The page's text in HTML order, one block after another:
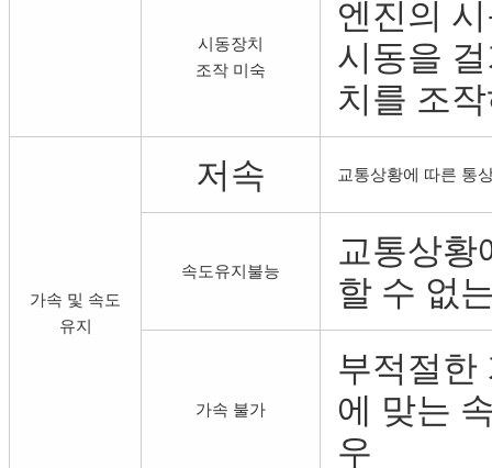
시동장치
조작 미숙
엔진의
시동을
치를 조
가속 및 속도
유지
저속 교통상황에 따른 통
속도유지불능
교통상황
할 수 없
가속 불가
부적절한
에 맞는
우